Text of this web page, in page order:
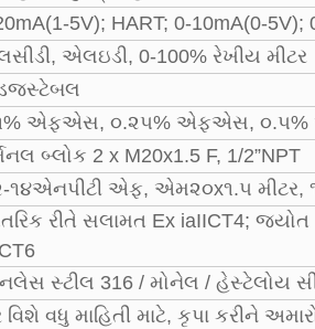
5V); HART; 0-10mA(0-5V);
એલઇડી, 0-100% રેખીય મીટર
એફએસ, ૦.૨૫% એફએસ,
બ્લોક 2 x M20x1.5 F, 1/2”NPT
૧૪એનપીટી એફ, એમ૨૦x૧.૫ મીટર,
રીતે સલામત Ex iaIICT4; જ્યોત
સ્ટીલ 316 / મોનેલ / હેસ્ટેલોય
વધુ માહિતી માટે, કૃપા કરીને